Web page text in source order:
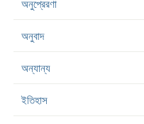
অনুপ্রেরণা
অনুবাদ
অন্যান্য
ইতিহাস